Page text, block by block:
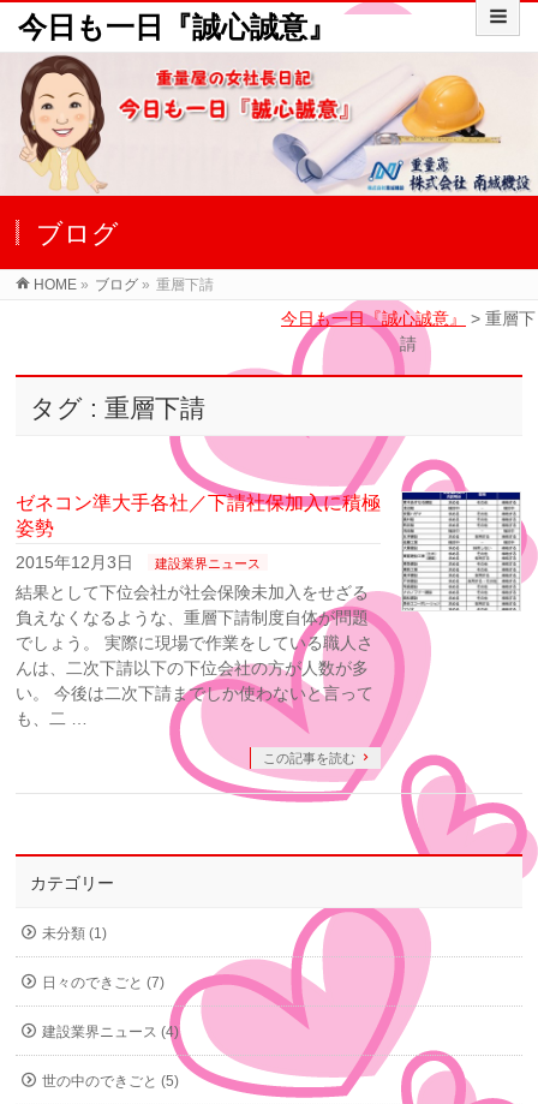
今日も一日『誠心誠意』
ブログ
HOME » ブログ » 重層下請
今日も一日『誠心誠意』 > 重層下
請
タグ : 重層下請
ゼネコン準大手各社／下請社保加入に積極
姿勢
2015年12月3日 建設業界ニュース
結果として下位会社が社会保険未加入をせざる
負えなくなるような、重層下請制度自体が問題
でしょう。 実際に現場で作業をしている職人さ
んは、二次下請以下の下位会社の方が人数が多
い。 今後は二次下請までしか使わないと言って
も、二 …
この記事を読む
カテゴリー
未分類 (1)
日々のできごと (7)
建設業界ニュース (4)
世の中のできごと (5)